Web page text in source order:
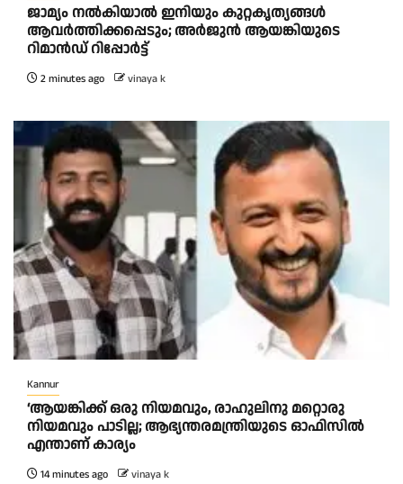
ജാമ്യം നൽകിയാൽ ഇനിയും കുറ്റകൃത്യങ്ങൾ
ആവർത്തിക്കപ്പെടും; അർജുൻ ആയങ്കിയുടെ
റിമാൻഡ് റിപ്പോർട്ട്
2 minutes ago vinaya k
Kannur
‘ആയങ്കിക്ക് ഒരു നിയമവും, രാഹുലിനു മറ്റൊരു
നിയമവും പാടില്ല; ആഭ്യന്തരമന്ത്രിയുടെ ഓഫിസിൽ
എന്താണ് കാര്യം
14 minutes ago vinaya k